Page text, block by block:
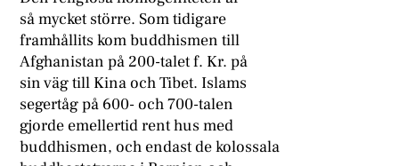
så mycket större. Som tidigare
framhållits kom buddhismen till
Afghanistan på 200-talet f. Kr. på
sin väg till Kina och Tibet. Islams
segertåg på 600- och 700-talen
gjorde emellertid rent hus med
buddhismen, och endast de kolossala